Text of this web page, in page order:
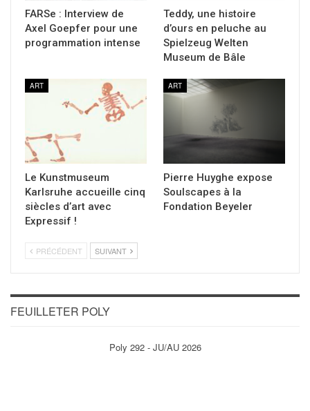
FARSe : Interview de
Axel Goepfer pour une
programmation intense
Teddy, une histoire
d’ours en peluche au
Spielzeug Welten
Museum de Bâle
ART
Le Kunstmuseum
Karlsruhe accueille cinq
siècles d’art avec
Expressif !
ART
Pierre Huyghe expose
Soulscapes à la
Fondation Beyeler
PRÉCÉDENT SUIVANT
FEUILLETER POLY
Poly 292 - JU/AU 2026